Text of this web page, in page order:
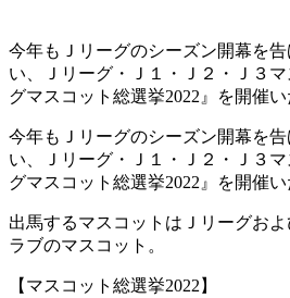
今年もＪリーグのシーズン開幕を
い、Ｊリーグ・Ｊ１・Ｊ２・Ｊ３
グマスコット総選挙2022』を開催い
今年もＪリーグのシーズン開幕を
い、Ｊリーグ・Ｊ１・Ｊ２・Ｊ３
グマスコット総選挙2022』を開催い
出馬するマスコットはＪリーグお
ラブのマスコット。
【マスコット総選挙2022】